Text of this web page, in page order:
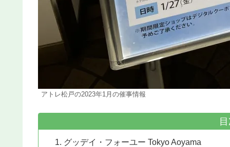
アトレ松戸の2023年1月の催事情報
グッデイ・フォーユー Tokyo Aoyama